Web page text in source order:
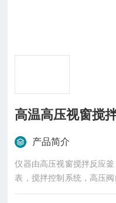
高温高压视窗搅
产品简介
仪器由高压视窗搅拌反应
表，搅拌控制系统，高压
釜采用进口高压玻璃，搅